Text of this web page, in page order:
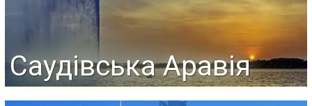
Саудівська Аравія